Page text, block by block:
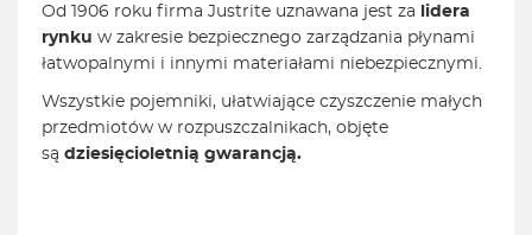
Od 1906 roku firma Justrite uznawana jest za
lidera
rynku w zakresie bezpiecznego zarządzania płynami
łatwopalnymi i innymi materiałami niebezpiecznymi.
Wszystkie pojemniki, ułatwiające czyszczenie małych
przedmiotów w rozpuszczalnikach, objęte
są dziesięcioletnią gwarancją.